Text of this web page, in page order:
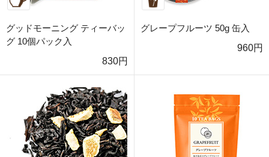
グッドモーニング ティーバッ
グ 10個パック入
830円
グレープフルーツ 50g 缶入
960円